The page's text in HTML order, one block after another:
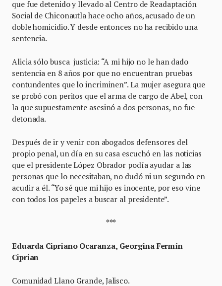
que fue detenido y llevado al Centro de Readaptación
Social de Chiconautla hace ocho años, acusado de un
doble homicidio. Y desde entonces no ha recibido una
sentencia.
Alicia sólo busca justicia: “A mi hijo no le han dado
sentencia en 8 años por que no encuentran pruebas
contundentes que lo incriminen”. La mujer asegura que
se probó con peritos que el arma de cargo de Abel, con
la que supuestamente asesinó a dos personas, no fue
detonada.
Después de ir y venir con abogados defensores del
propio penal, un día en su casa escuchó en las noticias
que el presidente López Obrador podía ayudar a las
personas que lo necesitaban, no dudó ni un segundo en
acudir a él. “Yo sé que mi hijo es inocente, por eso vine
con todos los papeles a buscar al presidente”.
***
Eduarda Cipriano Ocaranza, Georgina Fermín
Ciprian
Comunidad Llano Grande, Jalisco.